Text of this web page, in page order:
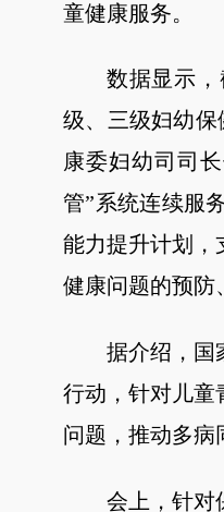
童健康服务。
数据显示，
级、三级妇幼
康委妇幼司司
管”系统连续服
能力提升计划，
健康问题的预防
据介绍，国
行动，针对儿童
问题，推动多病
会上，针对